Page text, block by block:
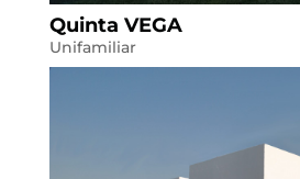
Quinta VEGA
Unifamiliar